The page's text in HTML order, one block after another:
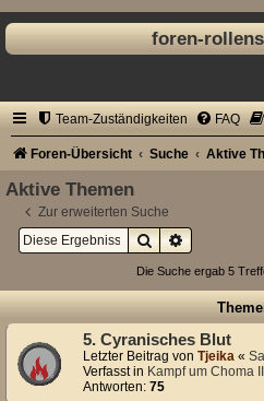
foren-
Team-Zuständigkeiten FAQ
Foren-Übersicht Suche Aktive
Aktive Themen
Zur erweiterten Suche
SucheErweiterte
Die Suche ergab 5
5. Cyranisches Blut
Letzter Beitrag von Tjeika «
Verfasst in Kampf um Choma
Antworten: 75